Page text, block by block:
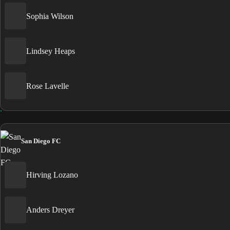
Sophia Wilson
Lindsey Heaps
Rose Lavelle
San Diego FC
Hirving Lozano
Anders Dreyer